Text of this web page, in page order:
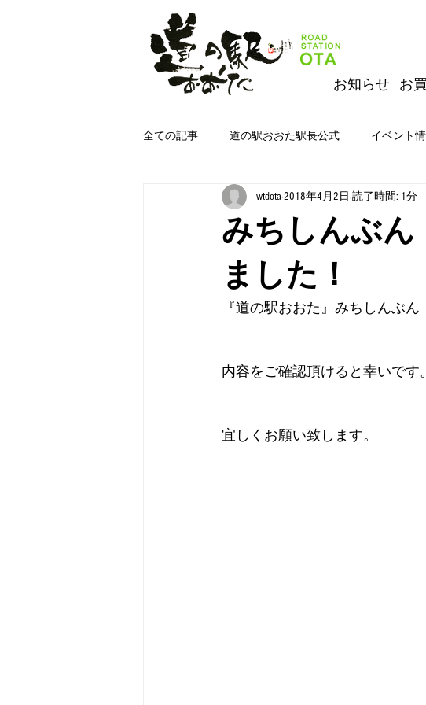
お知らせ お
全ての記事 道の駅おおた駅長公式 イベント
道の駅おおたジムキョクキッチン＆商品開発
道の駅おおた野菜 道の駅おおたジムキョク
みちしんぶん
ました！
wtdota2018年4月2日 読了時間: 1分
『道の駅おおた』みちしんぶ
内容をご確認頂けると幸いです。
宜しくお願い致します。